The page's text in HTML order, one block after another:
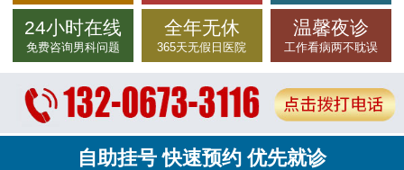
24小时在线
免费咨询男科问题
全年无休
365天无假日医院
温馨夜诊
工作看病两不耽误
自助挂号 快速预约 优先就诊